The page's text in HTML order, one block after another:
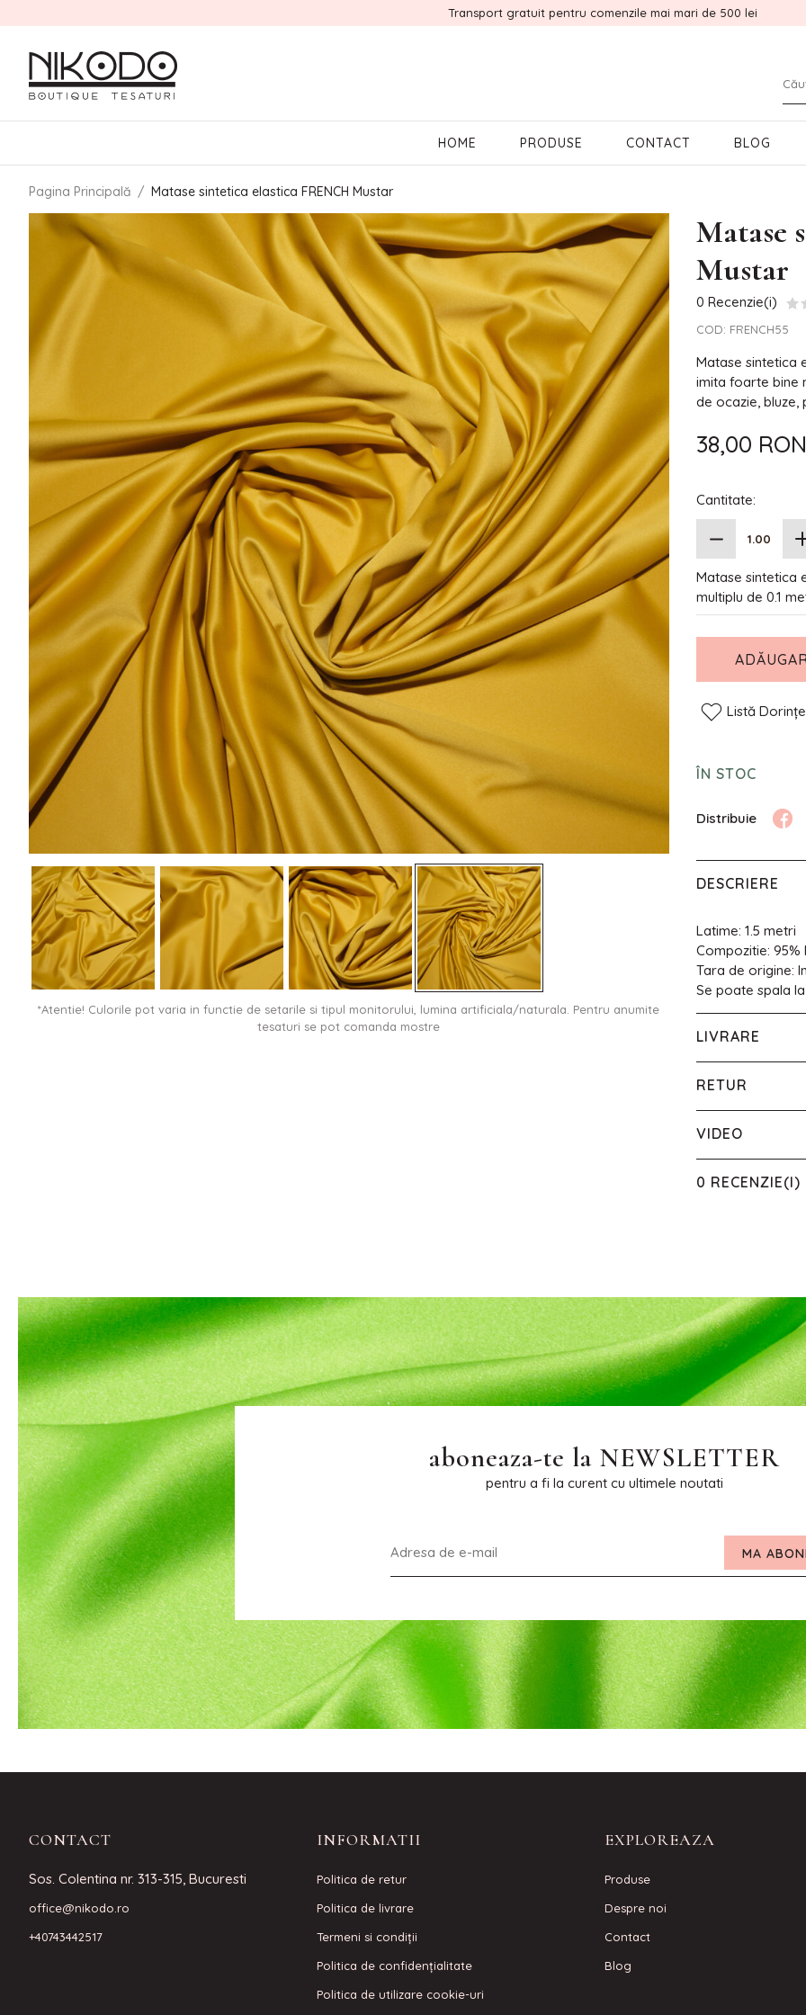
Transport gratuit pentru comenzile mai mari de 500 lei
HOME PRODUSE CONTACT BLOG
Pagina Principală / Matase sintetica elastica FRENCH Mustar
*Atentie! Culorile pot varia in functie de setarile si tipul monitorului, lumina artificiala/naturala. Pentru anumite
tesaturi se pot comanda mostre
Matase
Mustar
0 Recenzie(i)
COD: FRENCH55
Matase sintetica
imita foarte bine
de ocazie, bluze,
38,00
Cantitate:
Matase sintetica
multiplu de 0.1
Listă Dorințe
ÎN STOC
DESCRIERE
Latime: 1.5 metri
Compozitie: 95%
Tara de origine:
Se poate spala
LIVRARE
RETUR
VIDEO
0 RECENZIE(I)
aboneaza-te la NEWSLETTER
pentru a fi la curent cu ultimele noutati
MA
CONTACT
Sos. Colentina nr. 313-315, Bucuresti
office@nikodo.ro
+40743442517
INFORMATII
Politica de retur
Politica de livrare
Termeni si condiţii
Politica de confidenţialitate
Politica de utilizare cookie-uri
EXPLOREAZA
Produse
Despre noi
Contact
Blog